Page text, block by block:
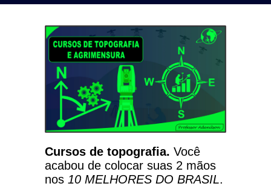
Cursos de topografia. Você
acabou de colocar suas 2 mãos
nos 10 MELHORES DO BRASIL.